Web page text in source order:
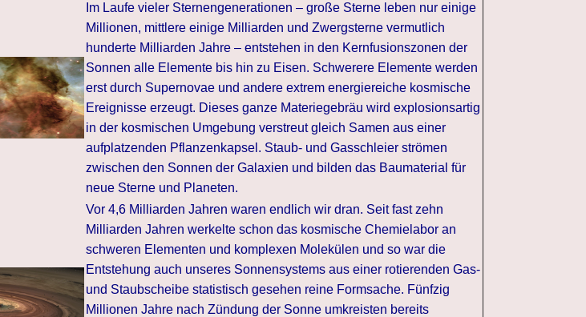
Im Laufe vieler Sternengenerationen – große Sterne leben nur einige
Millionen, mittlere einige Milliarden und Zwergsterne vermutlich
hunderte Milliarden Jahre – entstehen in den Kernfusionszonen der
Sonnen alle Elemente bis hin zu Eisen. Schwerere Elemente werden
erst durch Supernovae und andere extrem energiereiche kosmische
Ereignisse erzeugt. Dieses ganze Materiegebräu wird explosionsartig
in der kosmischen Umgebung verstreut gleich Samen aus einer
aufplatzenden Pflanzenkapsel. Staub- und Gasschleier strömen
zwischen den Sonnen der Galaxien und bilden das Baumaterial für
neue Sterne und Planeten.
Vor 4,6 Milliarden Jahren waren endlich wir dran. Seit fast zehn
Milliarden Jahren werkelte schon das kosmische Chemielabor an
schweren Elementen und komplexen Molekülen und so war die
Entstehung auch unseres Sonnensystems aus einer rotierenden Gas-
und Staubscheibe statistisch gesehen reine Formsache. Fünfzig
Millionen Jahre nach Zündung der Sonne umkreisten bereits